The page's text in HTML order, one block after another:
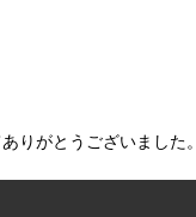
りがとうございました。